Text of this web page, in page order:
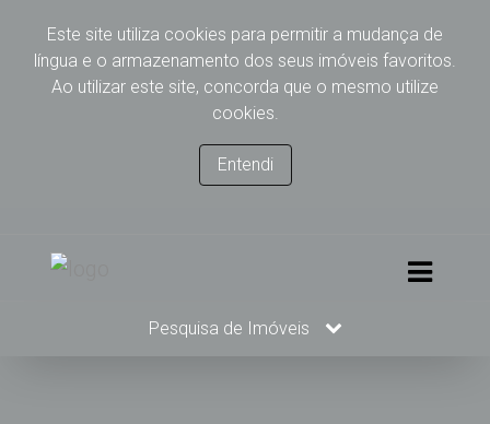
Este site utiliza cookies para permitir a mudança de
língua e o armazenamento dos seus imóveis favoritos.
Ao utilizar este site, concorda que o mesmo utilize
cookies.
Entendi
Pesquisa de Imóveis